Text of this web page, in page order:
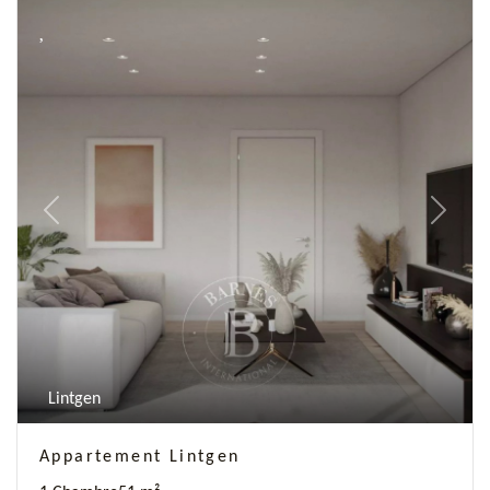
Previous Next
Lintgen
Appartement Lintgen